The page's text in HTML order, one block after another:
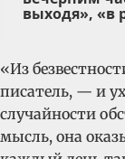
выходя», «в
«Из
писатель, — и
случайности
мысль, она